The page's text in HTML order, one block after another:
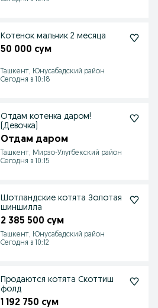
Котенок мальчик 2 месяца
50 000 сум
Ташкент, Юнусабадский район
Сегодня в 10:18
Отдам котенка даром!
(Девочка)
Отдам даром
Ташкент, Мирзо-Улугбекский район
Сегодня в 10:15
Шотландские котята Золотая
шиншилла
2 385 500 сум
Ташкент, Юнусабадский район
Сегодня в 10:12
Продаются котята Скоттиш
фолд
1 192 750 сум